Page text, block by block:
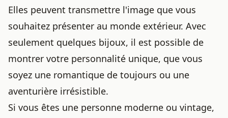
Elles peuvent transmettre l'image que vous
souhaitez présenter au monde extérieur. Avec
seulement quelques bijoux, il est possible de
montrer votre personnalité unique, que vous
soyez une romantique de toujours ou une
aventurière irrésistible.
Si vous êtes une personne moderne ou vintage,